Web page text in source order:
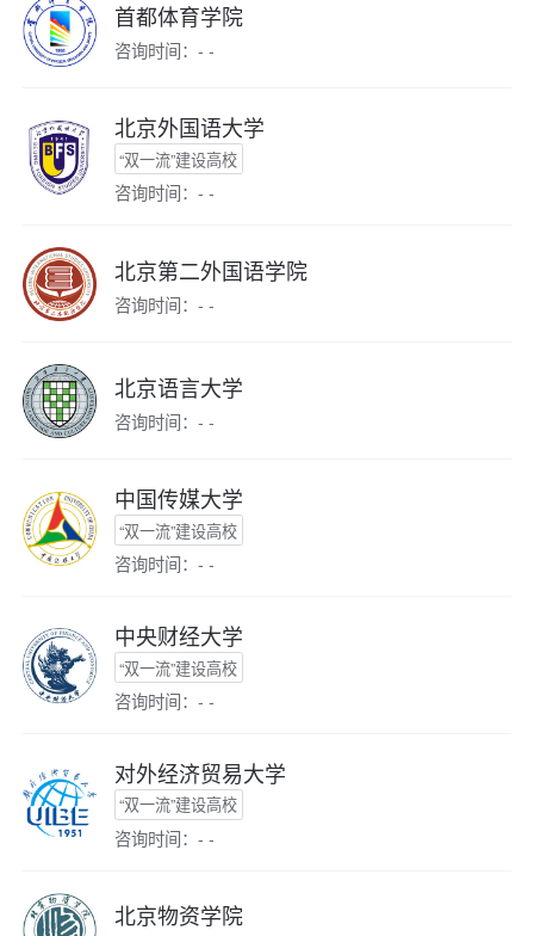
首都体育学院
咨询时间：- -
北京外国语大学
“双一流”建设高校
咨询时间：- -
北京第二外国语学院
咨询时间：- -
北京语言大学
咨询时间：- -
中国传媒大学
“双一流”建设高校
咨询时间：- -
中央财经大学
“双一流”建设高校
咨询时间：- -
对外经济贸易大学
“双一流”建设高校
咨询时间：- -
北京物资学院